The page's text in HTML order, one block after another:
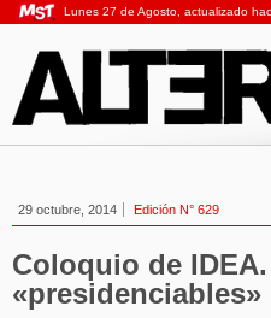
Lunes 27 de Agosto, actualizado
29 octubre, 2014 Edición N° 629
Coloquio de
«presidenciables»